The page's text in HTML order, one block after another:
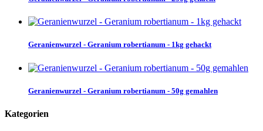
Geranienwurzel - Geranium robertianum - 1kg gehackt
Geranienwurzel - Geranium robertianum - 50g gemahlen
Kategorien